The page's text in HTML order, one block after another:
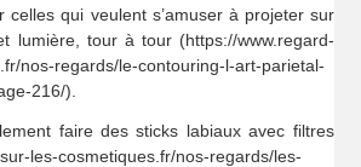
celles qui veulent s’amuser à projeter sur
lumière, tour à tour (https://www.regard-
nos-regards/le-contouring-l-art-parietal-
216/).
faire des sticks labiaux avec filtres
les-cosmetiques.fr/nos-regards/les-